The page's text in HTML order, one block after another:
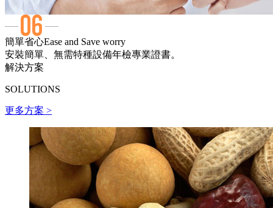
簡單省心Ease and Save worry
安裝簡單、無需特種設備年檢專業證書。
解決方案
SOLUTIONS
更多方案 >